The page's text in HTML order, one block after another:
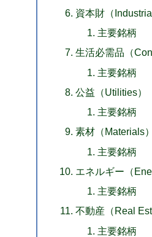
資本財（
主要銘柄
生活必需品（
主要銘柄
公益（Utilities）
主要銘柄
素材（Materials
主要銘柄
エネルギー（
主要銘柄
不動産（Real
主要銘柄